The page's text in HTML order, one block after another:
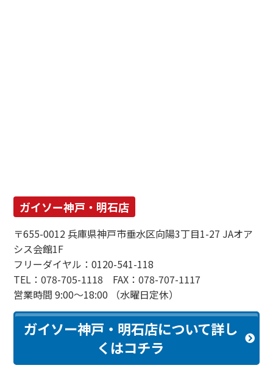
ガイソー神戸・明石店
〒655-0012 兵庫県神戸市垂水区向陽3丁目1-27 JAオア
シス会館1F
フリーダイヤル：0120-541-118
TEL：078-705-1118 FAX：078-707-1117
営業時間 9:00～18:00 （水曜日定休）
ガイソー神戸・明石店について詳し
くはコチラ